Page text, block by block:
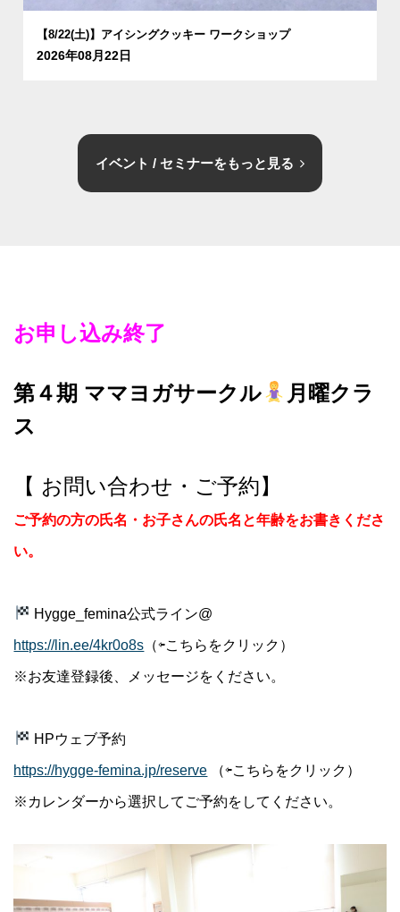
【8/22(土)】アイシングクッキー ワークショップ
2026年08月22日
イベント / セミナーをもっと見る
お申し込み終了
第４期 ママヨガサークル
月曜クラ
ス
【 お問い合わせ・ご予約】
ご予約の方の氏名・お子さんの氏名と年齢をお書きくださ
い。
Hygge_femina公式ライン@
https://lin.ee/4kr0o8s （⇦こちらをクリック）
※お友達登録後、メッセージをください。
HPウェブ予約
https://hygge-femina.jp/reserve （⇦こちらをクリック）
※カレンダーから選択してご予約をしてください。